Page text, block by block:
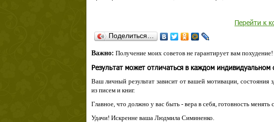
Перейти к
Поделиться…
Важно: Получение моих советов не гарантирует вам похудение!
Результат может отличаться в каждом индивидуальном
Ваш личный результат зависит от вашей мотивации, состояния
из писем и книг.
Главное, что должно у вас быть - вера в себя, готовность
Удачи! Искренне ваша Людмила Симиненко.